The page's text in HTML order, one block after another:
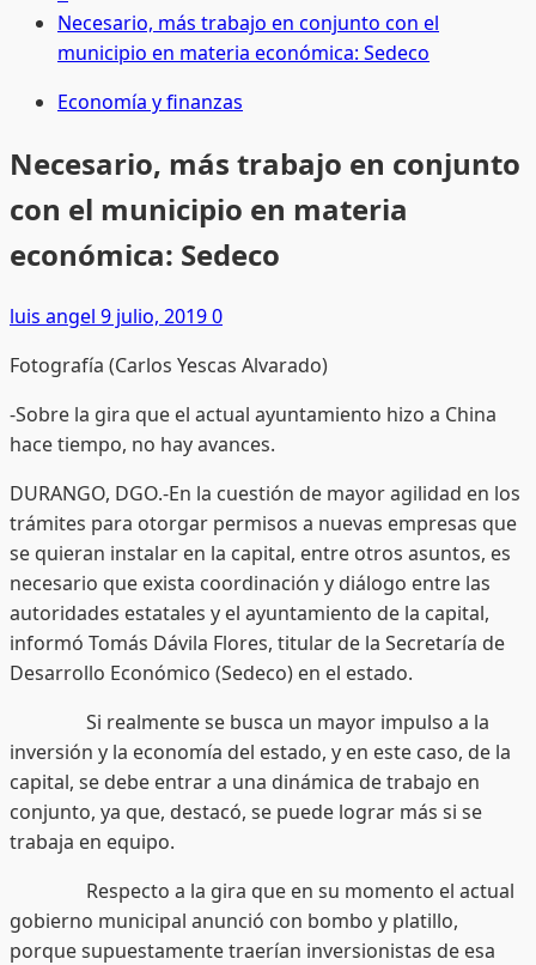
Necesario, más trabajo en conjunto con el
municipio en materia económica: Sedeco
Economía y finanzas
Necesario, más trabajo en conjunto
con el municipio en materia
económica: Sedeco
luis angel 9 julio, 20190
Fotografía (Carlos Yescas Alvarado)
-Sobre la gira que el actual ayuntamiento hizo a China
hace tiempo, no hay avances.
DURANGO, DGO.-En la cuestión de mayor agilidad en los
trámites para otorgar permisos a nuevas empresas que
se quieran instalar en la capital, entre otros asuntos, es
necesario que exista coordinación y diálogo entre las
autoridades estatales y el ayuntamiento de la capital,
informó Tomás Dávila Flores, titular de la Secretaría de
Desarrollo Económico (Sedeco) en el estado.
Si realmente se busca un mayor impulso a la
inversión y la economía del estado, y en este caso, de la
capital, se debe entrar a una dinámica de trabajo en
conjunto, ya que, destacó, se puede lograr más si se
trabaja en equipo.
Respecto a la gira que en su momento el actual
gobierno municipal anunció con bombo y platillo,
porque supuestamente traerían inversionistas de esa